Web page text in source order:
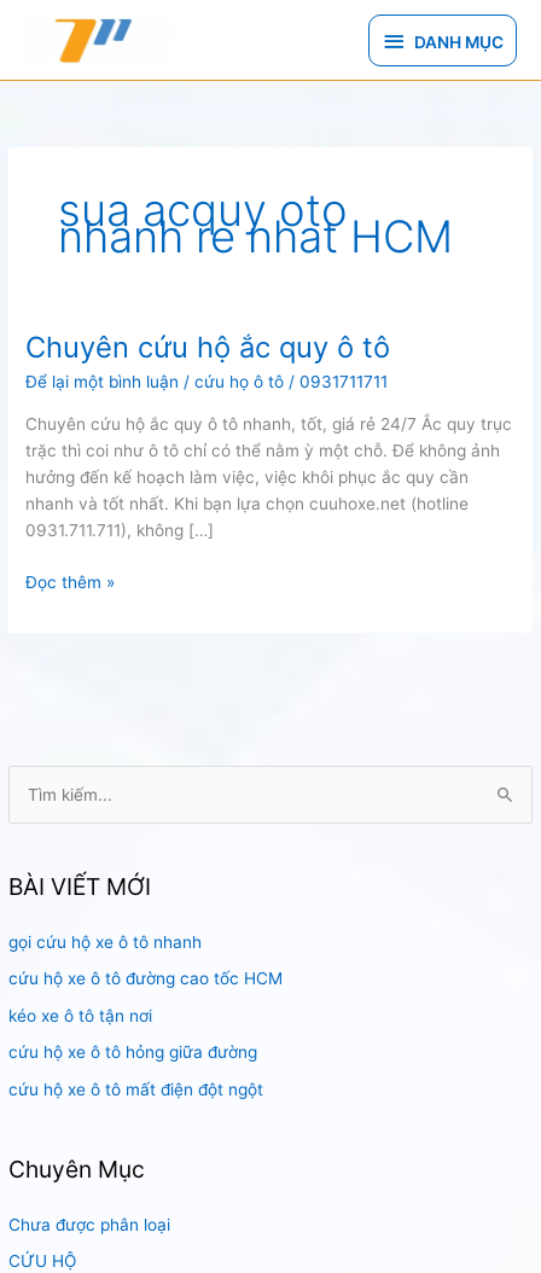
DANH
MỤC
DANH MỤC
k
ế
m
:
BÀI VIẾT MỚI
gọi cứu hộ xe ô tô nhanh
cứu hộ xe ô tô đường cao tốc HCM
kéo xe ô tô tận nơi
cứu hộ xe ô tô hỏng giữa đường
cứu hộ xe ô tô mất điện đột ngột
Chuyên Mục
Chưa được phân loại
CỨU HỘ
sua acquy oto
nhanh re nhat HCM
Chuyên cứu hộ ắc quy ô tô
Để lại một bình luận /cứu họ ô tô /0931711711
Chuyên cứu hộ ắc quy ô tô nhanh, tốt, giá rẻ 24/7 Ắc quy trục
trặc thì coi như ô tô chỉ có thể nằm ỳ một chỗ. Để không ảnh
hưởng đến kế hoạch làm việc, việc khôi phục ắc quy cần
nhanh và tốt nhất. Khi bạn lựa chọn cuuhoxe.net (hotline
0931.711.711), không […]
Chuyên
Đọc thêm »